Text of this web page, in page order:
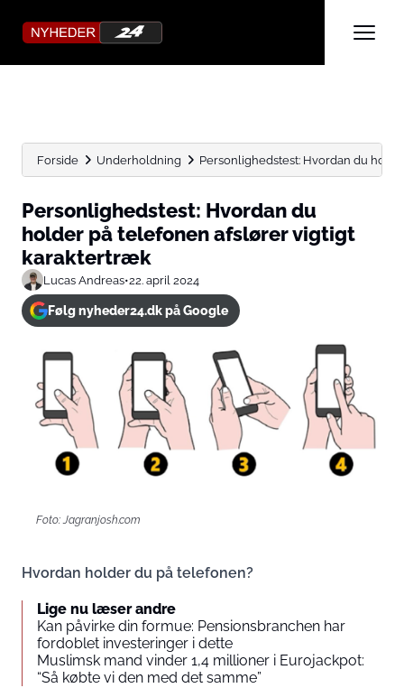
Forside Underholdning Personlighedstest: Hvordan du
Personlighedstest: Hvordan du
holder på telefonen afslører vigtigt
karaktertræk
Lucas Andreas•22. april 2024
Følg nyheder24.dk på Google
Foto: Jagranjosh.com
Hvordan holder du på telefonen?
Lige nu læser andre
Kan påvirke din formue: Pensionsbranchen har
fordoblet investeringer i dette
Muslimsk mand vinder 1,4 millioner i Eurojackpot:
“Så købte vi den med det samme”